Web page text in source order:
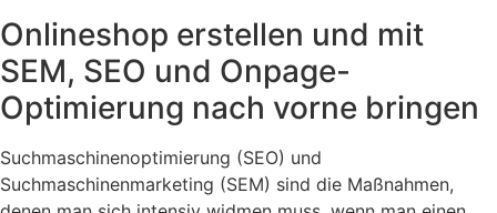
Onlineshop erstellen und mit
SEM, SEO und Onpage-
Optimierung nach vorne bringen
Suchmaschinenoptimierung (SEO) und
Suchmaschinenmarketing (SEM) sind die Maßnahmen,